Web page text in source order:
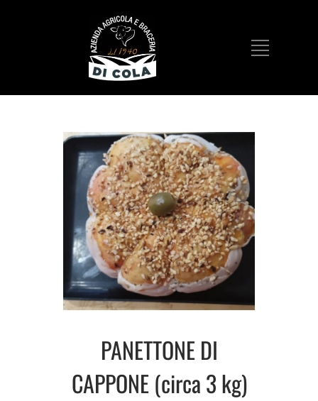
PANETTONE DI
CAPPONE (circa 3 kg)